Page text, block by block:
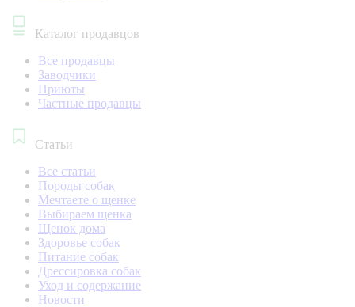
Каталог продавцов
Все продавцы
Заводчики
Приюты
Частные продавцы
Статьи
Все статьи
Породы собак
Мечтаете о щенке
Выбираем щенка
Щенок дома
Здоровье собак
Питание собак
Дрессировка собак
Уход и содержание
Новости